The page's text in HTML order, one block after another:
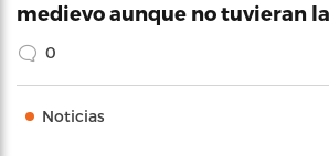
medievo aunque no tuvieran
0
Noticias